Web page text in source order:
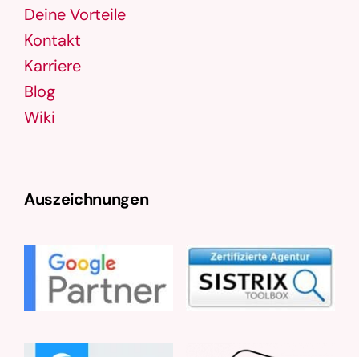
Deine Vorteile
Kontakt
Karriere
Blog
Wiki
Auszeichnungen